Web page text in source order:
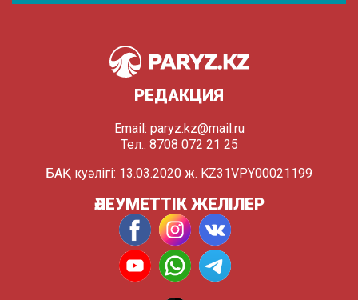
РЕДАКЦИЯ
Email: paryz.kz@mail.ru
Тел.: 8708 072 21 25
БАҚ куәлігі: 13.03.2020 ж. KZ31VPY00021199
ӘЛЕУМЕТТІК ЖЕЛІЛЕР